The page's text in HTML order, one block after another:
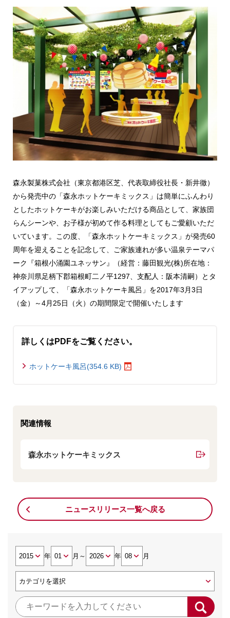
森永製菓株式会社（東京都港区芝、代表取締役社長・新井徹）
から発売中の「森永ホットケーキミックス」は簡単にふんわり
としたホットケーキがお楽しみいただける商品として、家族団
らんシーンや、お子様が初めて作る料理としてもご愛顧いただ
いています。この度、「森永ホットケーキミックス」が発売60
周年を迎えることを記念して、ご家族連れが多い温泉テーマパ
ーク『箱根小涌園ユネッサン』（経営：藤田観光(株)所在地：
神奈川県足柄下郡箱根町二ノ平1297、支配人：阪本清嗣）とタ
イアップして、「森永ホットケーキ風呂」を2017年3月3日
（金）～4月25日（火）の期間限定で開催いたします
詳しくはPDFをご覧ください。
ホットケーキ風呂(354.6 KB)
関連情報
森永ホットケーキミックス
ニュースリリース一覧へ戻る
年 月 ～ 年 月